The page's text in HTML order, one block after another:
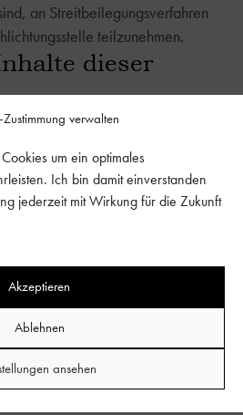
verwalten
um ein optimales
Ich bin damit einverstanden
jederzeit mit Wirkung für die Zukunft
Akzeptieren
Ablehnen
ansehen
an Streitbeilegungsverfahren
teilzunehmen.
dieser
dieser Website ständig weiter
wir keine Haftung für die
dieser Website übernehmen,
Dritter bereitgestellt wurden. Als
zu forschen, die auf eine
Unsere Verpflichtungen
oder zur Sperrung der
nach den allgemeinen Gesetzen
oder behördlichen Anordnungen